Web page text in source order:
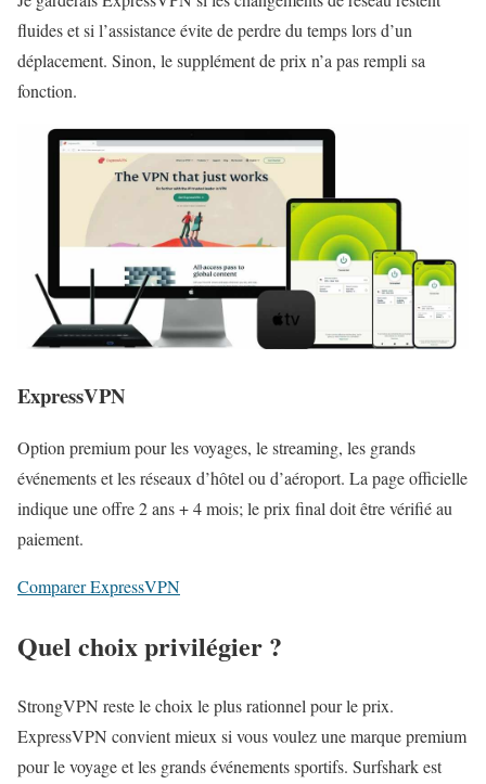
fluides et si l’assistance évite de perdre du temps lors d’un
déplacement. Sinon, le supplément de prix n’a pas rempli sa
fonction.
ExpressVPN
Option premium pour les voyages, le streaming, les grands
événements et les réseaux d’hôtel ou d’aéroport. La page officielle
indique une offre 2 ans + 4 mois; le prix final doit être vérifié au
paiement.
Comparer ExpressVPN
Quel choix privilégier ?
StrongVPN reste le choix le plus rationnel pour le prix.
ExpressVPN convient mieux si vous voulez une marque premium
pour le voyage et les grands événements sportifs. Surfshark est